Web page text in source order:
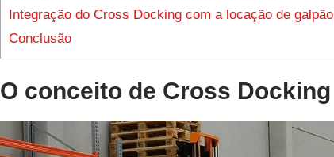
Integração do Cross Docking com a locação de galpão
Conclusão
O conceito de Cross Docking